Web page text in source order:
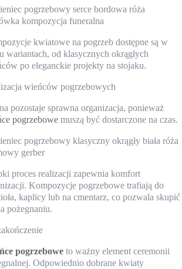
kwiatowe na pogrzeb dostępne są w
wariantach, od klasycznych okrągłych
po eleganckie projekty na stojaku.
wieńców pogrzebowych
pozostaje sprawna organizacja, ponieważ
pogrzebowe muszą być dostarczone na czas.
proces realizacji zapewnia komfort
Kompozycje pogrzebowe trafiają do
kaplicy lub na cmentarz, co pozwala skupić
pożegnaniu.
pogrzebowe to ważny element ceremonii
Odpowiednio dobrane kwiaty